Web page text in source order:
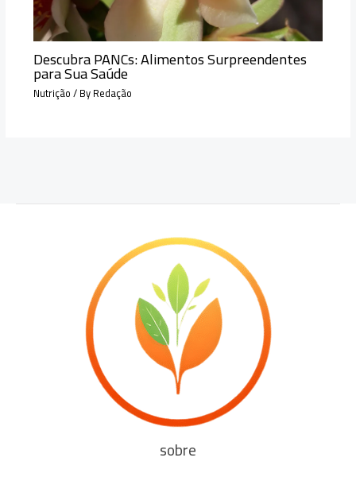
Descubra PANCs: Alimentos Surpreendentes
para Sua Saúde
Nutrição/ ByRedação
sobre